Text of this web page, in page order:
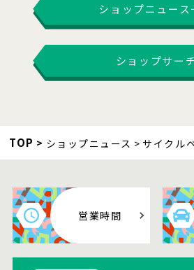
ショップニュース
ショップサー
TOP ショップニュース サイクル
営業時間